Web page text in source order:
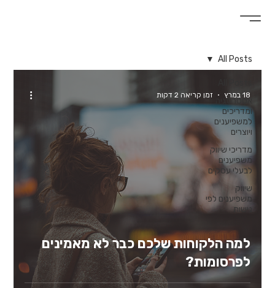
אסטרטגיה
ומדריכים
למשפיענים
ויוצרים
מדריכי שיווק
משפיענים
לבעלי עסקים
שיווק
משפיענים לפי
נישות
All Posts
למה הלקוחות שלכם כבר לא מאמינים
לפרסומות?
18 במרץ זמן קריאה 2 דקות